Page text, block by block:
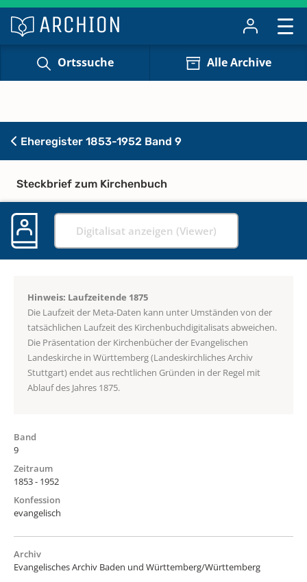
Ortssuche Alle Archive
Eheregister 1853-1952 Band 9
Steckbrief zum Kirchenbuch
Digitalisat anzeigen (Viewer)
Hinweis: Laufzeitende 1875
Die Laufzeit der Meta-Daten kann unter Umständen von der
tatsächlichen Laufzeit des Kirchenbuchdigitalisats abweichen.
Die Präsentation der Kirchenbücher der Evangelischen
Landeskirche in Württemberg (Landeskirchliches Archiv
Stuttgart) endet aus rechtlichen Gründen in der Regel mit
Ablauf des Jahres 1875.
Band
9
Zeitraum
1853 - 1952
Konfession
evangelisch
Archiv
Evangelisches Archiv Baden und Württemberg/Württemberg